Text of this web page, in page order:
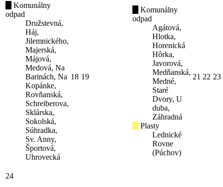
Komunálny
odpad
Družstevná,
Háj,
Jilemnického,
Majerská,
Májová,
Medová, Na
Barinách, Na
Kopánke,
Rovňanská,
Schreiberova,
Sklárska,
Sokolská,
Súhradka,
Sv. Anny,
Športová,
Uhrovecká
18 19
Komunálny
odpad
Agátová,
Hlotka,
Horenická
Hôrka,
Javorová,
Medňanská,
Medné,
Staré
Dvory, U
duba,
Záhradná
Plasty
Lednické
Rovne
(Púchov)
21 22 23
24